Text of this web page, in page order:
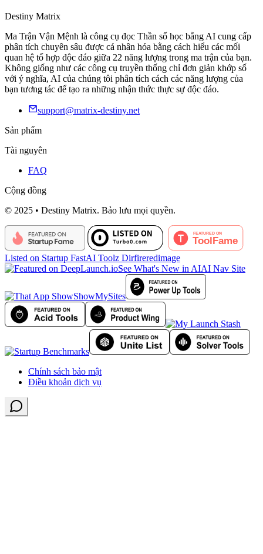
Destiny Matrix
Ma Trận Vận Mệnh là công cụ đọc Thần số học bằng AI cung cấp
phân tích chuyên sâu được cá nhân hóa bằng cách hiểu các mối
quan hệ tổ hợp độc đáo giữa 22 năng lượng trong ma trận của bạn.
Không giống như các công cụ truyền thống chỉ đơn giản khớp số
với ý nghĩa, AI của chúng tôi phân tích cách các năng lượng của
bạn tương tác để tạo ra những nhận thức thực sự độc đáo.
support@matrix-destiny.net
Sản phẩm
Tài nguyên
FAQ
Cộng đồng
© 2025 • Destiny Matrix. Bảo lưu mọi quyền.
Listed on Startup FastAI Toolz Dirfireredimage
See What's New in AIAI Nav Site
ShowMySites
Chính sách bảo mật
Điều khoản dịch vụ